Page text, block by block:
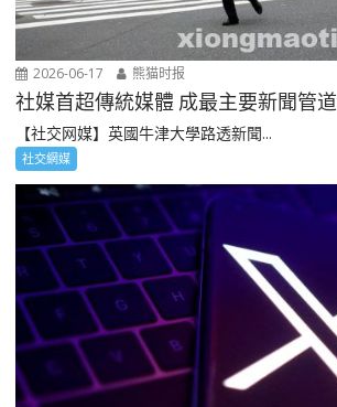
2026-06-17 熊猫时报
社媒首超傳統媒體 成最主要新聞管道
【社交网媒】英國牛津大學路透新聞...
社交網媒